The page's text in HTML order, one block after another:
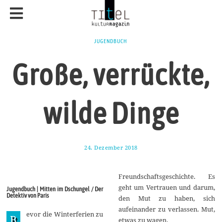
JUGENDBUCH
Große, verrückte,
wilde Dinge
24. Dezember 2018
e
e
m
b
e
Jugendbuch | Mitten im Dschungel / Der
Detektiv von Paris
evor die Winterferien zu
Freundschaftsgeschichte. Es
geht um Vertrauen und darum,
den Mut zu haben, sich
aufeinander zu verlassen. Mut,
etwas zu wagen.